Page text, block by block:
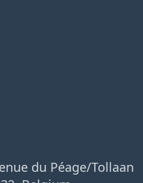
du Péage/Tollaan